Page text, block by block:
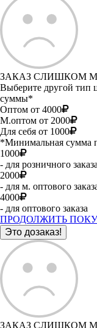
ЗАКАЗ СЛИШКОМ
Выберите другой тип
суммы*
Оптом от 4000
М.оптом от 2000
Для себя от 1000
*Минимальная сумма
1000
- для розничного заказа
2000
- для м. оптового
4000
- для оптового заказа
ПРОДОЛЖИТЬ
ЗАКАЗ СЛИШКОМ